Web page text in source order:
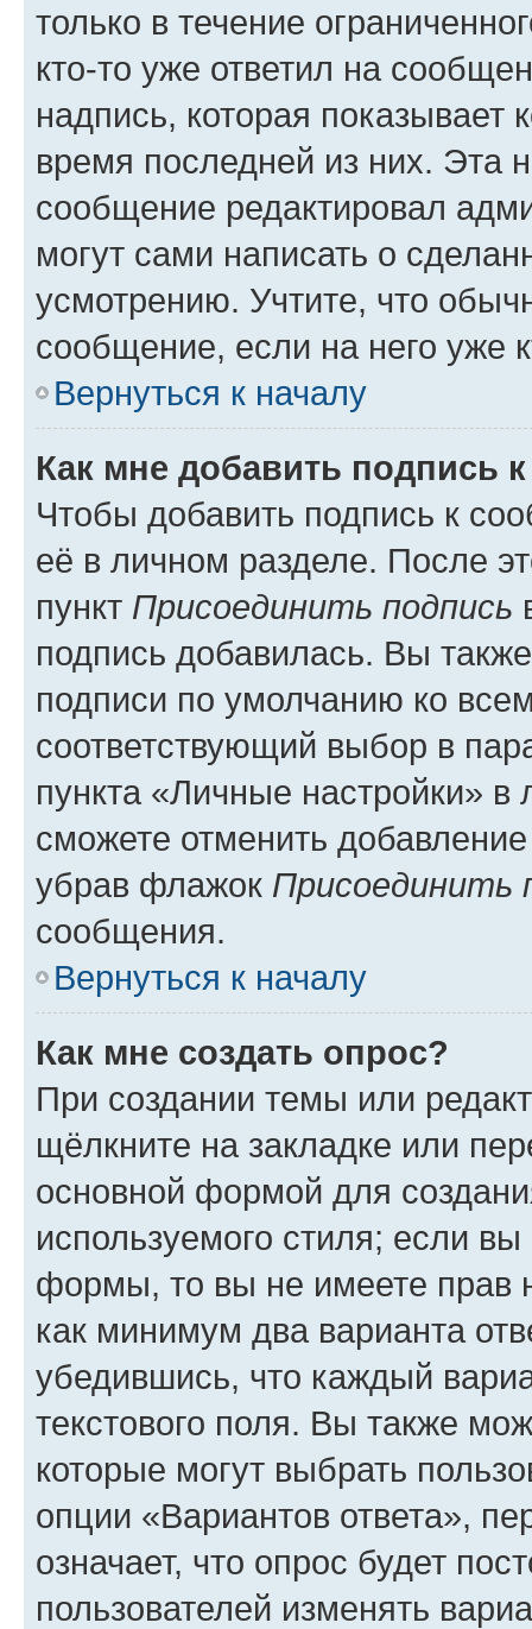
только в течение
кто-то уже ответил на
надпись, которая показывает
время последней из них. Эта
сообщение редактировал
могут сами написать о
усмотрению. Учтите, что
сообщение, если на него уже
Вернуться к началу
Как мне добавить подпись
Чтобы добавить подпись к
её в личном разделе. После
пункт Присоединить подпись
подпись добавилась. Вы
подписи по умолчанию ко
соответствующий выбор в
пункта «Личные настройки»
сможете отменить
убрав флажок Присоединить
сообщения.
Вернуться к началу
Как мне создать опрос?
При создании темы или
щёлкните на закладке или
основной формой для
используемого стиля; если
формы, то вы не имеете прав
как минимум два варианта
убедившись, что каждый
текстового поля. Вы также
которые могут выбрать
опции «Вариантов ответа»,
означает, что опрос будет
пользователей изменять